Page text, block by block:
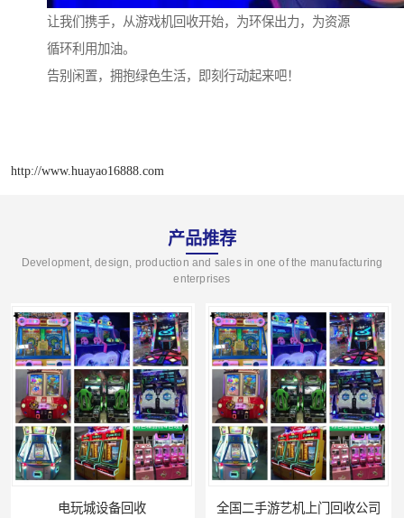
让我们携手，从游戏机回收开始，为环保出力，为资源
循环利用加油。
告别闲置，拥抱绿色生活，即刻行动起来吧！
http://www.huayao16888.com
产品推荐
Development, design, production and sales in one of the manufacturing
enterprises
全国二手游艺机上门回收公司 电玩城整场回收